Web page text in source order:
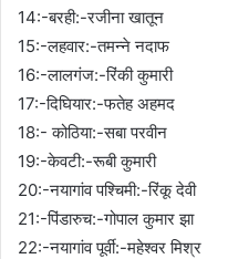
14:-बरही:-रजीना खातून
15:-लहवार:-तमन्ने नदाफ
16:-लालगंज:-रिंकी कुमारी
17:-दिघियार:-फतेह अहमद
18:- कोठिया:-सबा परवीन
19:-केवटी:-रूबी कुमारी
20:-नयागांव पश्चिमी:-रिंकू देवी
21:-पिंडारुच:-गोपाल कुमार झा
22:-नयागांव पूर्वी:-महेश्वर मिश्र